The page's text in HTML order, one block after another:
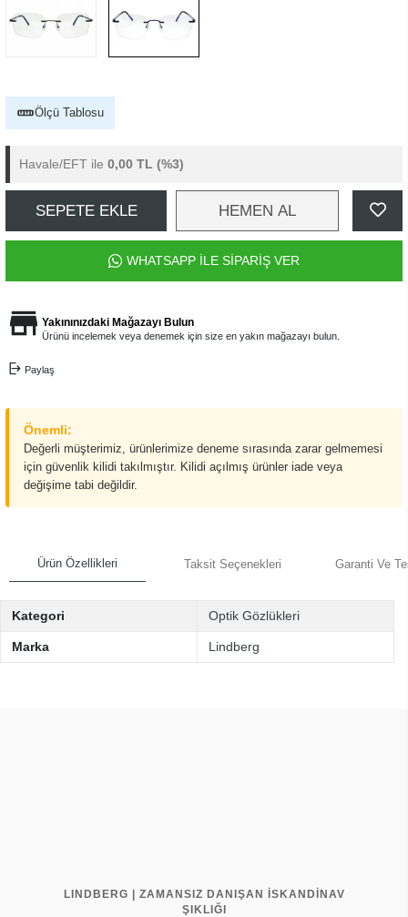
Ölçü Tablosu
Havale/EFT ile 0,00 TL (%3)
SEPETE EKLE HEMEN AL
WHATSAPP İLE SİPARİŞ VER
Yakınınızdaki Mağazayı Bulun
Ürünü incelemek veya denemek için size en yakın mağazayı bulun.
Paylaş
Önemli:
Değerli müşterimiz, ürünlerimize deneme sırasında zarar gelmemesi
için güvenlik kilidi takılmıştır. Kilidi açılmış ürünler iade veya
değişime tabi değildir.
Ürün Özellikleri Taksit Seçenekleri Garanti Ve
Kategori Optik Gözlükleri
Marka Lindberg
LINDBERG | ZAMANSIZ DANIŞAN İSKANDİNAV
ŞIKLIĞI